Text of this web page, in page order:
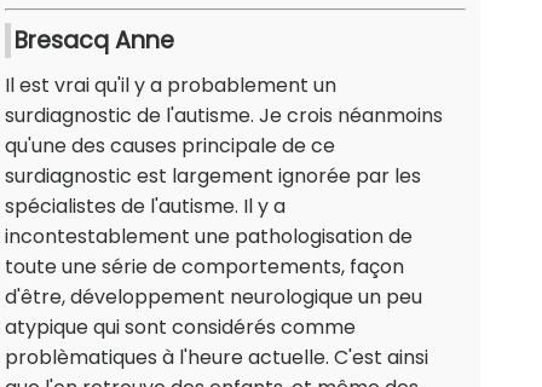
Bresacq Anne
Il est vrai qu'il y a probablement un
surdiagnostic de l'autisme. Je crois néanmoins
qu'une des causes principale de ce
surdiagnostic est largement ignorée par les
spécialistes de l'autisme. Il y a
incontestablement une pathologisation de
toute une série de comportements, façon
d'être, développement neurologique un peu
atypique qui sont considérés comme
problèmatiques à l'heure actuelle. C'est ainsi